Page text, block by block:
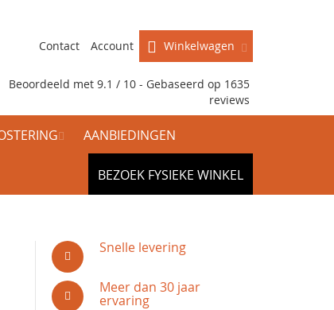
Winkelwagen
Contact Account
Beoordeeld met 9.1 / 10 - Gebaseerd op 1635
reviews
AANBIEDINGEN
BEZOEK FYSIEKE WINKEL
Snelle levering
Meer dan 30 jaar
ervaring